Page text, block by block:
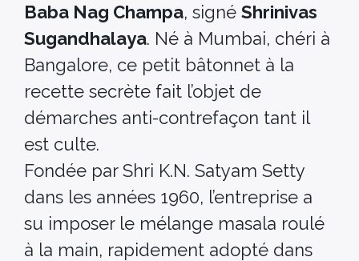
Baba Nag Champa, signé Shrinivas
Sugandhalaya. Né à Mumbai, chéri à
Bangalore, ce petit bâtonnet à la
recette secrète fait l’objet de
démarches anti-contrefaçon tant il
est culte.
Fondée par Shri K.N. Satyam Setty
dans les années 1960, l’entreprise a
su imposer le mélange masala roulé
à la main, rapidement adopté dans